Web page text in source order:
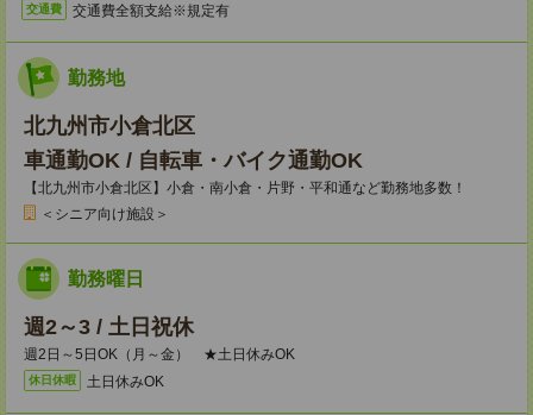
交通費 交通費全額支給※規定有
勤務地
北九州市小倉北区
車通勤OK / 自転車・バイク通勤OK
【北九州市小倉北区】小倉・南小倉・片野・平和通など勤務地多数！
＜シニア向け施設＞
勤務曜日
週2～3 / 土日祝休
週2日～5日OK（月～金） ★土日休みOK
休日休暇 土日休みOK